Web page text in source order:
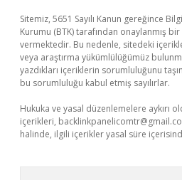
Sitemiz, 5651 Sayılı Kanun gereğince
Kurumu (BTK) tarafından onaylanmış
vermektedir. Bu nedenle, sitedeki
veya araştırma yükümlülüğümüz
yazdıkları içeriklerin sorumluluğunu
bu sorumluluğu kabul etmiş sayılırlar.
Hukuka ve yasal düzenlemelere aykırı
içerikleri,
halinde, ilgili içerikler yasal süre